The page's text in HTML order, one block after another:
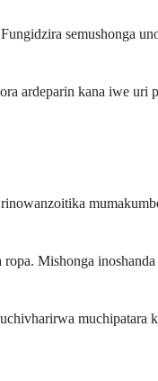
semushonga
ardeparin kana iwe uri
Mishonga
muchipatara